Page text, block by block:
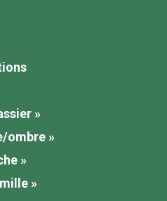
»
ombre »
»
»